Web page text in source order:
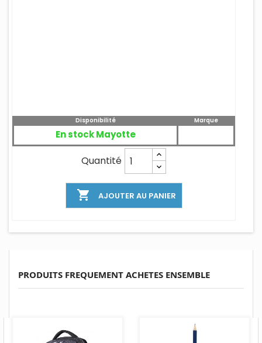
Disponibilité
En stock Mayotte
Marque
Quantité
 AJOUTER AU PANIER
PRODUITS FREQUEMENT ACHETES ENSEMBLE